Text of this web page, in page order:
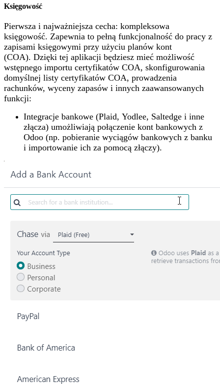
Księgowość
Pierwsza i najważniejsza cecha: kompleksowa
księgowość. Zapewnia to pełną funkcjonalność do pracy z
zapisami księgowymi przy użyciu planów kont
(COA). Dzięki tej aplikacji będziesz mieć możliwość
wstępnego importu certyfikatów COA, skonfigurowania
domyślnej listy certyfikatów COA, prowadzenia
rachunków, wyceny zapasów i innych zaawansowanych
funkcji:
Integracje bankowe (Plaid, Yodlee, Saltedge i inne
złącza) umożliwiają połączenie kont bankowych z
Odoo (np. pobieranie wyciągów bankowych z banku
i importowanie ich za pomocą złączy).